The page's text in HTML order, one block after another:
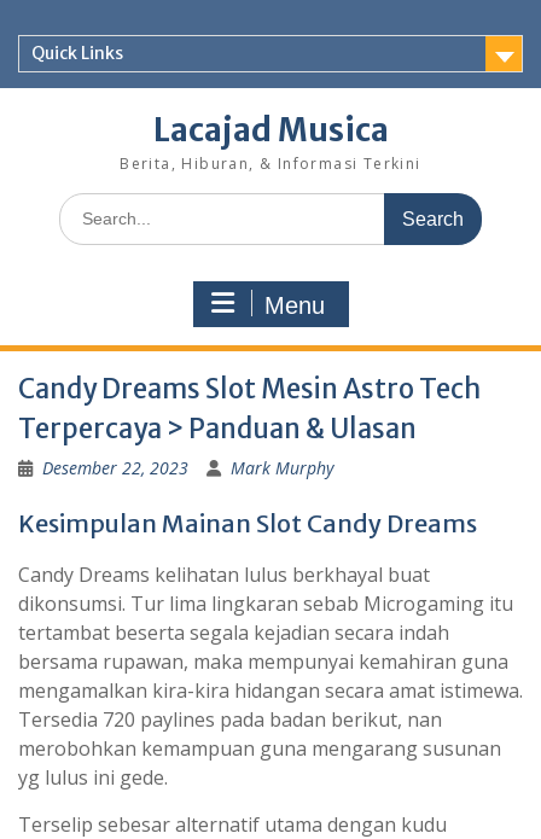
contentQuick Links
Lacajad Musica
Berita, Hiburan, & Informasi Terkini
Search
for:
Menu
Candy Dreams Slot Mesin Astro Tech
Terpercaya > Panduan & Ulasan
Desember 22, 2023 Mark Murphy
Kesimpulan Mainan Slot Candy Dreams
Candy Dreams kelihatan lulus berkhayal buat
dikonsumsi. Tur lima lingkaran sebab Microgaming itu
tertambat beserta segala kejadian secara indah
bersama rupawan, maka mempunyai kemahiran guna
mengamalkan kira-kira hidangan secara amat istimewa.
Tersedia 720 paylines pada badan berikut, nan
merobohkan kemampuan guna mengarang susunan
yg lulus ini gede.
Terselip sebesar alternatif utama dengan kudu